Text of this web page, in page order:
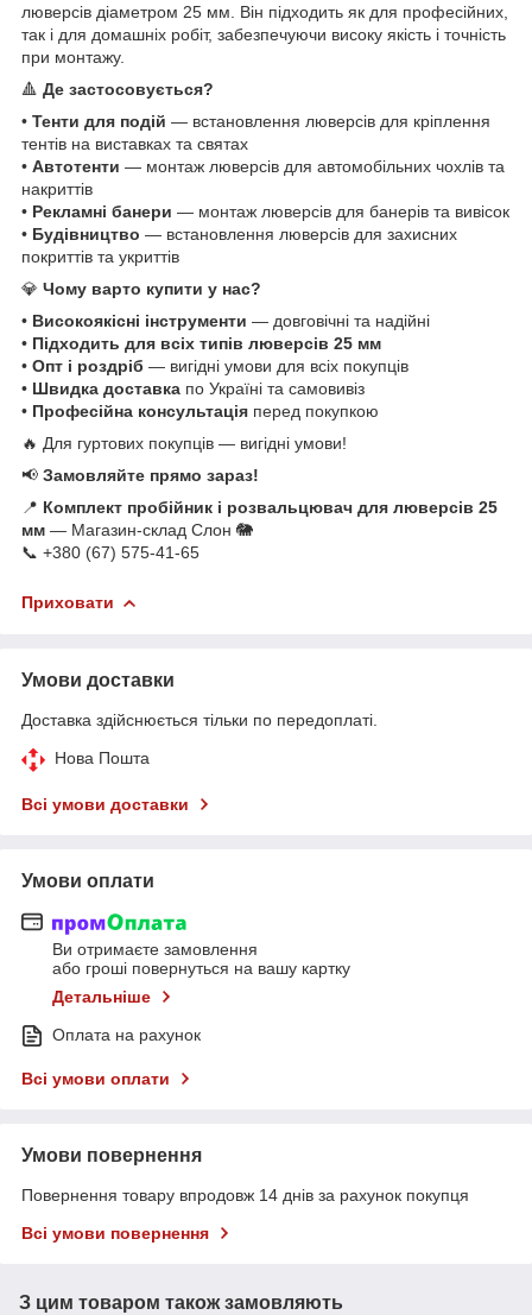
люверсів діаметром 25 мм. Він підходить як для професійних,
так і для домашніх робіт, забезпечуючи високу якість і точність
при монтажу.
🔺 Де застосовується?
• Тенти для подій — встановлення люверсів для кріплення
тентів на виставках та святах
• Автотенти — монтаж люверсів для автомобільних чохлів та
накриттів
• Рекламні банери — монтаж люверсів для банерів та вивісок
• Будівництво — встановлення люверсів для захисних
покриттів та укриттів
💎 Чому варто купити у нас?
• Високоякісні інструменти — довговічні та надійні
• Підходить для всіх типів люверсів 25 мм
• Опт і роздріб — вигідні умови для всіх покупців
• Швидка доставка по Україні та самовивіз
• Професійна консультація перед покупкою
🔥 Для гуртових покупців — вигідні умови!
📢 Замовляйте прямо зараз!
📍 Комплект пробійник і розвальцювач для люверсів 25
мм — Магазин-склад Слон 🐘
📞 +380 (67) 575-41-65
Приховати
Умови доставки
Доставка здійснюється тільки по передоплаті.
Нова Пошта
Всі умови доставки
Умови оплати
Ви отримаєте замовлення
або гроші повернуться на вашу картку
Детальніше
Оплата на рахунок
Всі умови оплати
Умови повернення
Повернення товару впродовж 14 днів за рахунок покупця
Всі умови повернення
З цим товаром також замовляють